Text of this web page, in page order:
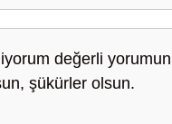
değerli
şükürler olsun.